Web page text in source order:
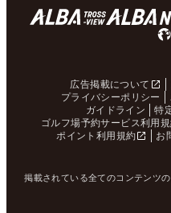
広告掲載について
プライバシーポリシー
ガイドライン
特
ゴルフ場予約サービス利用
ポイント利用規約
お
掲載されている全てのコンテンツ